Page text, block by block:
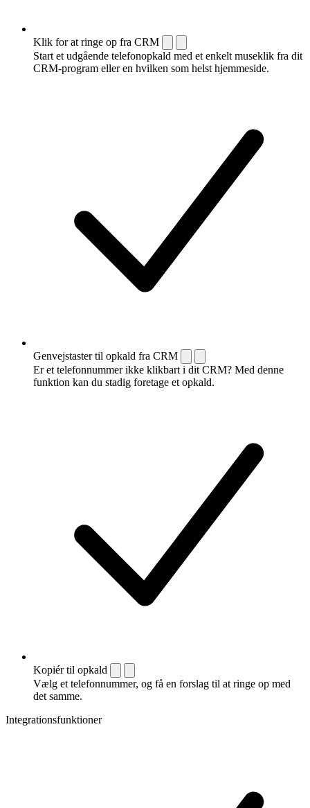
Klik for at ringe op fra CRM
Start et udgående telefonopkald med et enkelt museklik fra dit
CRM-program eller en hvilken som helst hjemmeside.
Genvejstaster til opkald fra CRM
Er et telefonnummer ikke klikbart i dit CRM? Med denne
funktion kan du stadig foretage et opkald.
Kopiér til opkald
Vælg et telefonnummer, og få en forslag til at ringe op med
det samme.
Integrationsfunktioner